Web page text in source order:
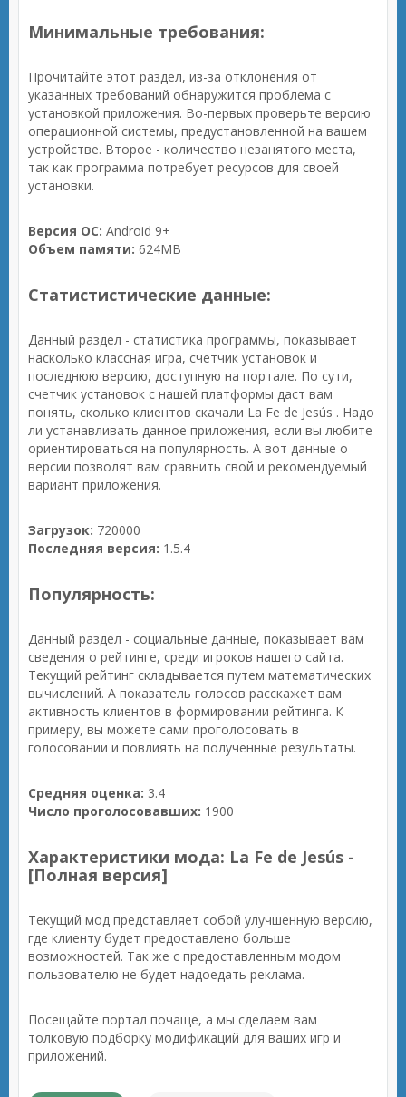
Минимальные требования:
Прочитайте этот раздел, из-за отклонения от
указанных требований обнаружится проблема с
установкой приложения. Во-первых проверьте версию
операционной системы, предустановленной на вашем
устройстве. Второе - количество незанятого места,
так как программа потребует ресурсов для своей
установки.
Версия ОС: Android 9+
Объем памяти: 624MB
Статистистические данные:
Данный раздел - статистика программы, показывает
насколько классная игра, счетчик установок и
последнюю версию, доступную на портале. По сути,
счетчик установок с нашей платформы даст вам
понять, сколько клиентов скачали La Fe de Jesús . Надо
ли устанавливать данное приложения, если вы любите
ориентироваться на популярность. А вот данные о
версии позволят вам сравнить свой и рекомендуемый
вариант приложения.
Загрузок: 720000
Последняя версия: 1.5.4
Популярность:
Данный раздел - социальные данные, показывает вам
сведения о рейтинге, среди игроков нашего сайта.
Текущий рейтинг складывается путем математических
вычислений. А показатель голосов расскажет вам
активность клиентов в формировании рейтинга. К
примеру, вы можете сами проголосовать в
голосовании и повлиять на полученные результаты.
Средняя оценка: 3.4
Число проголосовавших: 1900
Характеристики мода: La Fe de Jesús -
[Полная версия]
Текущий мод представляет собой улучшенную версию,
где клиенту будет предоставлено больше
возможностей. Так же с предоставленным модом
пользователю не будет надоедать реклама.
Посещайте портал почаще, а мы сделаем вам
толковую подборку модификаций для ваших игр и
приложений.